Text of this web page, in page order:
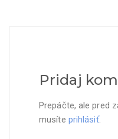
Pridaj
Prepáčte, ale pred
musíte prihlásiť.